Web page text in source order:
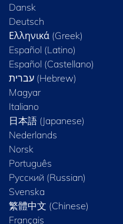
Dansk
Deutsch
Ελληνικά (Greek)
Español (Latino)
Español (Castellano)
Magyar
Italiano
日本語 (Japanese)
Nederlands
Norsk
Português
Русский (Russian)
Svenska
繁體中文 (Chinese)
Français